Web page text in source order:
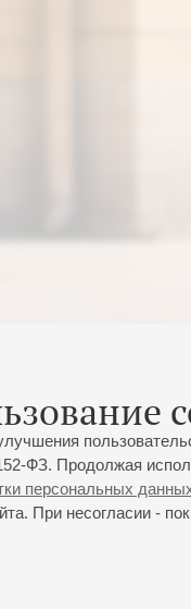
ФЗ. Продолжая
персональных
При несогласии -